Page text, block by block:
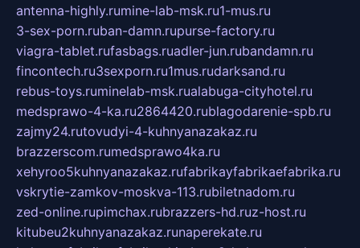
antenna-highly.rumine-lab-msk.ru1-mus.ru
3-sex-porn.ruban-damn.rupurse-factory.ru
viagra-tablet.rufasbags.ruadler-jun.rubandamn.ru
fincontech.ru3sexporn.ru1mus.rudarksand.ru
rebus-toys.ruminelab-msk.rualabuga-cityhotel.ru
medsprawo-4-ka.ru2864420.rublagodarenie-spb.ru
zajmy24.rutovudyi-4-kuhnyanazakaz.ru
brazzerscom.rumedsprawo4ka.ru
xehyroo5kuhnyanazakaz.rufabrikayfabrikaefabrika.ru
vskrytie-zamkov-moskva-113.rubiletnadom.ru
zed-online.rupimchax.rubrazzers-hd.ruz-host.ru
kitubeu2kuhnyanazakaz.runaperekate.ru